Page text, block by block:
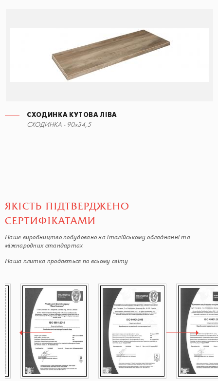
СХОДИНКА КУТОВА ЛІВА
СХОДИНКА - 90x34,5
ЯКІСТЬ ПІДТВЕРДЖЕНО
СЕРТИФІКАТАМИ
Наше виробництво побудовано на італійському обладнанні та
міжнародних стандартах
Наша плитка продається по всьому світу